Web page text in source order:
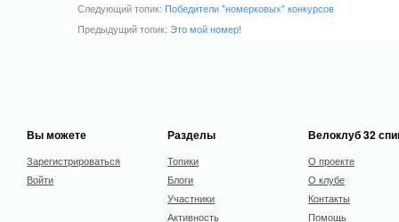
Следующий топик: Победители "номерковых" конкурсов
Предыдущий топик: Это мой номер!
Вы можете
Зарегистрироваться
Войти
Разделы
Топики
Блоги
Участники
Активность
Велоклуб 32
О проекте
О клубе
Контакты
Помощь